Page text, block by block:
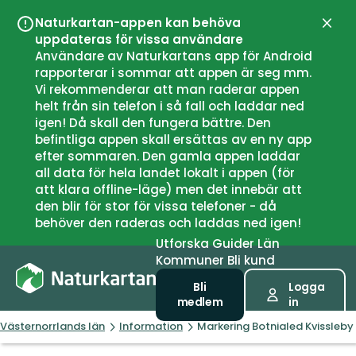
Naturkartan-appen kan behöva
uppdateras för vissa användare
Användare av Naturkartans app för Android
rapporterar i sommar att appen är seg mm.
Vi rekommenderar att man raderar appen
helt från sin telefon i så fall och laddar ned
igen! Då skall den fungera bättre. Den
befintliga appen skall ersättas av en ny app
efter sommaren. Den gamla appen laddar
all data för hela landet lokalt i appen (för
att klara offline-läge) men det innebär att
den blir för stor för vissa telefoner - då
behöver den raderas och laddas ned igen!
UtforskaGuiderLän
Kommuner Bli kund
Bli
medlem
Logga
in
Västernorrlands län Information Markering Botnialed Kvissleby